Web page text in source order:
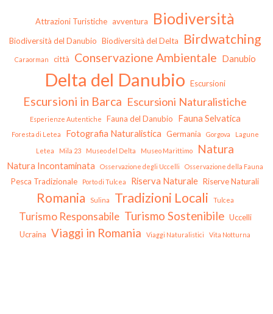
Attrazioni Turistiche avventura Biodiversità
Biodiversità del Danubio Biodiversità del Delta Birdwatching
Caraorman città Conservazione Ambientale Danubio
Delta del Danubio Escursioni
Escursioni in Barca Escursioni Naturalistiche
Esperienze Autentiche Fauna del Danubio Fauna Selvatica
Foresta di Letea Fotografia Naturalistica Germania Gorgova Lagune
Letea Mila 23 Museo del Delta Museo Marittimo Natura
Natura Incontaminata Osservazione degli Uccelli Osservazione della Fauna
Pesca Tradizionale Porto di Tulcea Riserva Naturale Riserve Naturali
Romania Sulina Tradizioni Locali Tulcea
Turismo Responsabile Turismo Sostenibile Uccelli
Ucraina Viaggi in Romania Viaggi Naturalistici Vita Notturna